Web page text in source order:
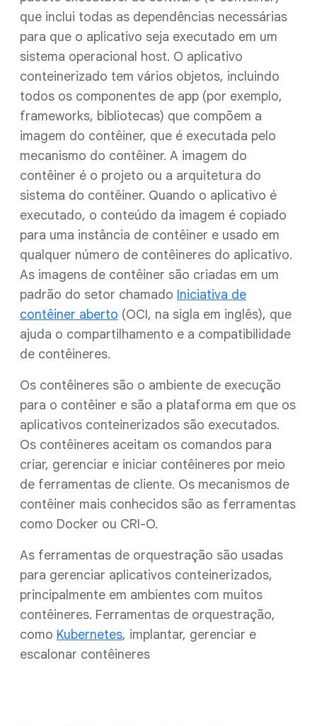
que inclui todas as dependências necessárias
para que o aplicativo seja executado em um
sistema operacional host. O aplicativo
conteinerizado tem vários objetos, incluindo
todos os componentes de app (por exemplo,
frameworks, bibliotecas) que compõem a
imagem do contêiner, que é executada pelo
mecanismo do contêiner. A imagem do
contêiner é o projeto ou a arquitetura do
sistema do contêiner. Quando o aplicativo é
executado, o conteúdo da imagem é copiado
para uma instância de contêiner e usado em
qualquer número de contêineres do aplicativo.
As imagens de contêiner são criadas em um
padrão do setor chamado Iniciativa de
contêiner aberto (OCI, na sigla em inglês), que
ajuda o compartilhamento e a compatibilidade
de contêineres.
Os contêineres são o ambiente de execução
para o contêiner e são a plataforma em que os
aplicativos conteinerizados são executados.
Os contêineres aceitam os comandos para
criar, gerenciar e iniciar contêineres por meio
de ferramentas de cliente. Os mecanismos de
contêiner mais conhecidos são as ferramentas
como Docker ou CRI-O.
As ferramentas de orquestração são usadas
para gerenciar aplicativos conteinerizados,
principalmente em ambientes com muitos
contêineres. Ferramentas de orquestração,
como Kubernetes, implantar, gerenciar e
escalonar contêineres